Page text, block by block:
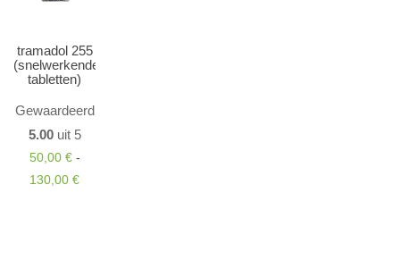
tramadol 255
(snelwerkende
tabletten)
Gewaardeerd
5.00uit 5
50,00 € -
130,00€Prijsklasse: 50,00 € tot 130,00 €